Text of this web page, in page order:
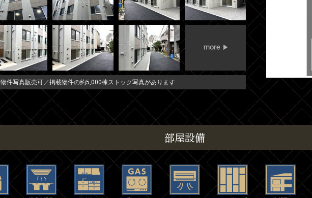
物件写真販売可／掲載物件の約5,000棟ストック写真があります
部屋設備